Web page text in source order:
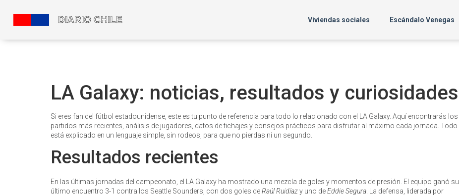
Viviendas sociales Escándalo Venegas
LA Galaxy: noticias, resultados y curiosidades
Si eres fan del fútbol estadounidense, este es tu punto de referencia para todo lo relacionado con el LA Galaxy. Aquí encontrarás los
partidos más recientes, análisis de jugadores, datos de fichajes y consejos prácticos para disfrutar al máximo cada jornada. Todo
está explicado en un lenguaje simple, sin rodeos, para que no pierdas ni un segundo.
Resultados recientes
En las últimas jornadas del campeonato, el LA Galaxy ha mostrado una mezcla de goles y momentos de presión. El equipo ganó su
último encuentro 3-1 contra los Seattle Sounders, con dos goles deRaúl Ruidíazy uno deEddie Segura . La defensa, liderada por